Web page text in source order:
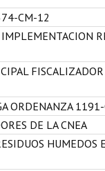
CM-12
IMPLEMENTACION
ORDENANZA
DE LA CNEA
HUMEDOS